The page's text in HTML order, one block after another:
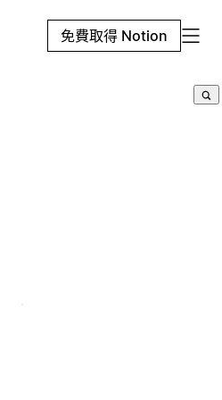
免費取得 Notion